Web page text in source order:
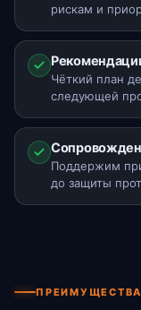
рискам и
Чёткий план
следующей
Поддержим
до защиты
ПРЕИМУЩЕСТВА